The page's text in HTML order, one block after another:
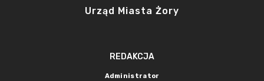
Urząd Miasta Żory
REDAKCJA
Administrator